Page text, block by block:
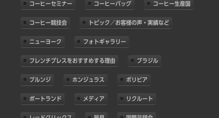
コーヒーセミナー コーヒーバッグ コーヒー生産国
コーヒー競技会 トピック／お客様の声・実績など
ニューヨーク フォトギャラリー
フレンチプレスをおすすめする理由 ブラジル
ブルンジ ホンジュラス ボリビア
ポートランド メディア リクルート